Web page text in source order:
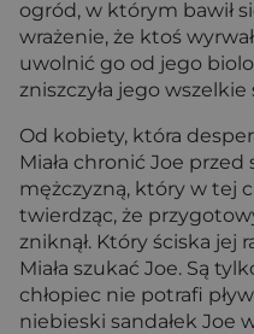
ogród, w którym bawił
wrażenie, że ktoś
uwolnić go od jego
zniszczyła jego
Od kobiety, która
Miała chronić Joe
mężczyzną, który w tej
twierdząc, że
zniknął. Który ściska jej
Miała szukać Joe. Są
chłopiec nie potrafi
niebieski sandałek Joe